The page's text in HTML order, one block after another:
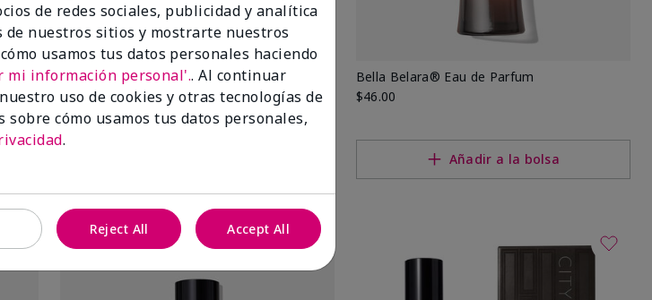
Domain® Cologne Spray
$45.00
Bella Belara® Eau de Parfum
$46.00
Añadir a la bolsa
de redes sociales, publicidad y analítica
de nuestros sitios y mostrarte nuestros
usamos tus datos personales haciendo
mi información personal'.. Al continuar
uso de cookies y otras tecnologías de
sobre cómo usamos tus datos personales,
.
Reject All Accept All